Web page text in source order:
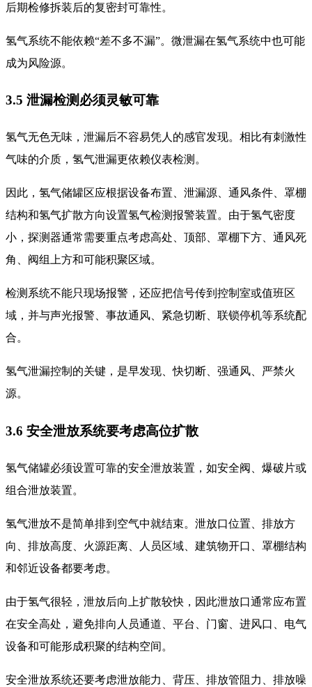
后期检修拆装后的复密封可靠性。
氢气系统不能依赖“差不多不漏”。微泄漏在氢气系统中也可能
成为风险源。
3.5 泄漏检测必须灵敏可靠
氢气无色无味，泄漏后不容易凭人的感官发现。相比有刺激性
气味的介质，氢气泄漏更依赖仪表检测。
因此，氢气储罐区应根据设备布置、泄漏源、通风条件、罩棚
结构和氢气扩散方向设置氢气检测报警装置。由于氢气密度
小，探测器通常需要重点考虑高处、顶部、罩棚下方、通风死
角、阀组上方和可能积聚区域。
检测系统不能只现场报警，还应把信号传到控制室或值班区
域，并与声光报警、事故通风、紧急切断、联锁停机等系统配
合。
氢气泄漏控制的关键，是早发现、快切断、强通风、严禁火
源。
3.6 安全泄放系统要考虑高位扩散
氢气储罐必须设置可靠的安全泄放装置，如安全阀、爆破片或
组合泄放装置。
氢气泄放不是简单排到空气中就结束。泄放口位置、排放方
向、排放高度、火源距离、人员区域、建筑物开口、罩棚结构
和邻近设备都要考虑。
由于氢气很轻，泄放后向上扩散较快，因此泄放口通常应布置
在安全高处，避免排向人员通道、平台、门窗、进风口、电气
设备和可能形成积聚的结构空间。
安全泄放系统还要考虑泄放能力、背压、排放管阻力、排放噪